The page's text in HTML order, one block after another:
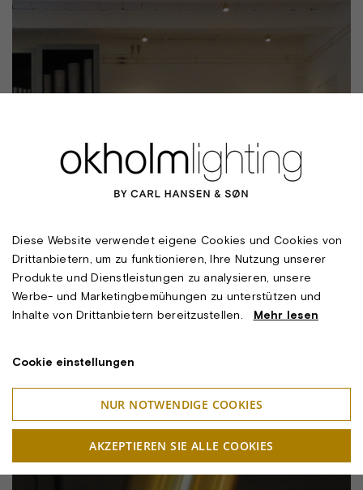
Diese Website verwendet eigene Cookies und Cookies von
Drittanbietern, um zu funktionieren, Ihre Nutzung unserer
Produkte und Dienstleistungen zu analysieren, unsere
Werbe- und Marketingbemühungen zu unterstützen und
Inhalte von Drittanbietern bereitzustellen. Mehr lesen
Cookie einstellungen
NUR NOTWENDIGE COOKIES
AKZEPTIEREN SIE ALLE COOKIES